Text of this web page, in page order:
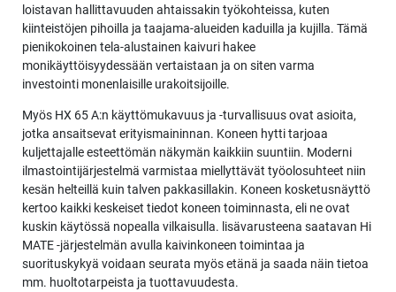
loistavan hallittavuuden ahtaissakin työkohteissa, kuten
kiinteistöjen pihoilla ja taajama-alueiden kaduilla ja kujilla. Tämä
pienikokoinen tela-alustainen kaivuri hakee
monikäyttöisyydessään vertaistaan ja on siten varma
investointi monenlaisille urakoitsijoille.
Myös HX 65 A:n käyttömukavuus ja -turvallisuus ovat asioita,
jotka ansaitsevat erityismaininnan. Koneen hytti tarjoaa
kuljettajalle esteettömän näkymän kaikkiin suuntiin. Moderni
ilmastointijärjestelmä varmistaa miellyttävät työolosuhteet niin
kesän helteillä kuin talven pakkasillakin. Koneen kosketusnäyttö
kertoo kaikki keskeiset tiedot koneen toiminnasta, eli ne ovat
kuskin käytössä nopealla vilkaisulla. lisävarusteena saatavan Hi
MATE -järjestelmän avulla kaivinkoneen toimintaa ja
suorituskykyä voidaan seurata myös etänä ja saada näin tietoa
mm. huoltotarpeista ja tuottavuudesta.